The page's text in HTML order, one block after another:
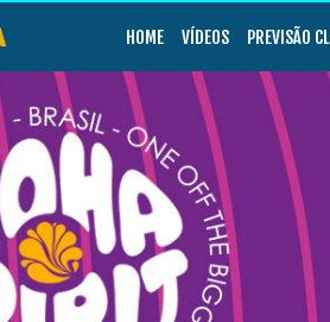
HOME VÍDEOS PREVISÃO